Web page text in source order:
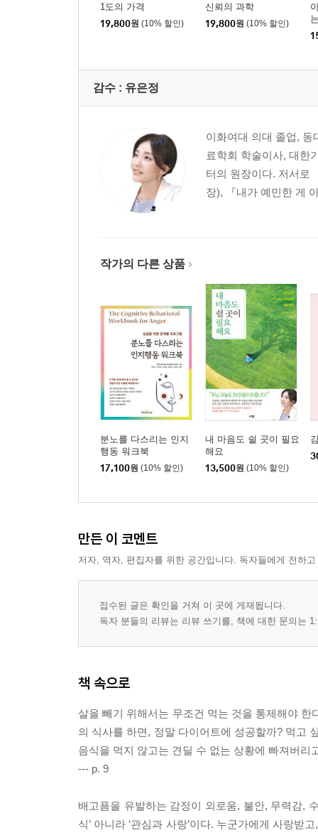
1도의 가격
19,800원 (10% 할인)
신뢰의 과학
19,800원 (10% 할인)
감수 : 유은정
이화여대 의대 졸업,
료학회 학술이사, 대한
터의 원장이다. 저서로
장), 『내가 예민한 게
작가의 다른 상품
분노를 다스리는 인지
행동 워크북
17,100원 (10% 할인)
내 마음도 쉴 곳이 필요
해요
13,500원 (10% 할인)
만든 이 코멘트
저자, 역자, 편집자를 위한 공간입니다. 독자들에게 전하
접수된 글은 확인을 거쳐 이 곳에 게재됩니다.
독자 분들의 리뷰는 리뷰 쓰기를, 책에 대한 문의는
책 속으로
살을 빼기 위해서는 무조건 먹는 것을 통제해야
의 식사를 하면, 정말 다이어트에 성공할까? 먹고
음식을 먹지 않고는 견딜 수 없는 상황에 빠져버리
--- p. 9
배고픔을 유발하는 감정이 외로움, 불안, 무력감,
식’ 아니라 ‘관심과 사랑’이다. 누군가에게 사랑